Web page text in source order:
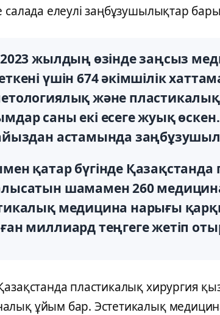
салада елеулі заңбұзушылықтар
2023 жылдың өзінде заңсыз
үшін 674 әкімшілік
және
саны екі есеге жуық
астамында
қатар бүгінде
шамамен 260
медицина нарығы
миллиард теңгеге жетіп
пластикалық хирургия
ұйым бар. Эстетикалық